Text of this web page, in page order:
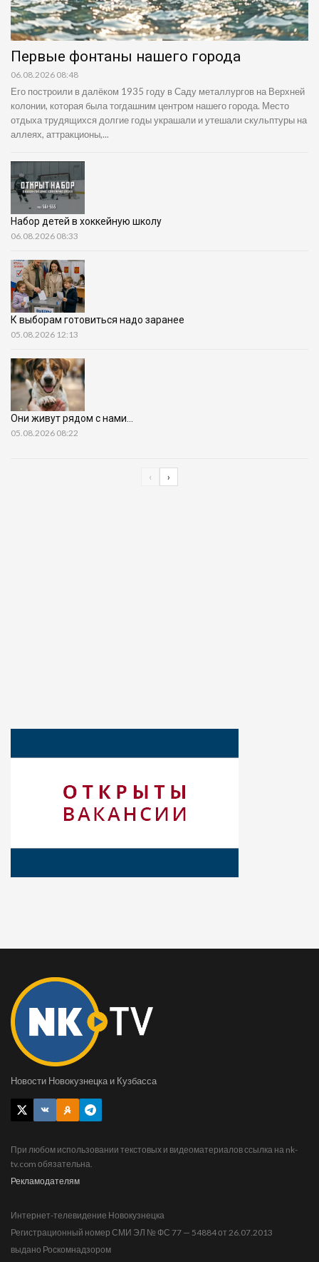
Первые фонтаны нашего города
06.08.2026 08:48
Его построили в далёком 1935 году в Саду металлургов на Верхней
колонии, которая была тогдашним центром нашего города. Место
отдыха трудящихся долгие годы украшали и утешали скульптуры на
аллеях, аттракционы,...
Набор детей в хоккейную школу
06.08.2026 08:33
К выборам готовиться надо заранее
05.08.2026 12:13
Они живут рядом с нами…
05.08.2026 08:22
‹ ›
Новости Новокузнецка и Кузбасса
При любом использовании текстовых и видеоматериалов ссылка на nk-
tv.com обязательна.
Рекламодателям
Интернет-телевидение Новокузнецка
Регистрационный номер СМИ ЭЛ № ФС 77 — 54884 от 26.07.2013
выдано Роскомнадзором